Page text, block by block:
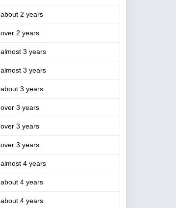
about 2 years
over 2 years
almost 3 years
almost 3 years
about 3 years
over 3 years
over 3 years
over 3 years
almost 4 years
about 4 years
about 4 years